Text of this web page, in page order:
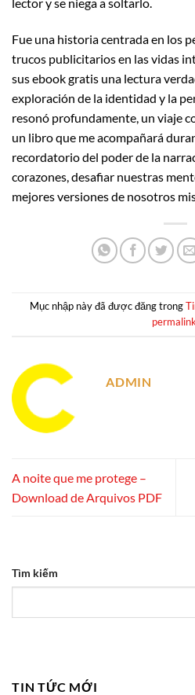
Fue una historia centrada en los
trucos publicitarios en las vidas
sus ebook gratis una lectura
exploración de la identidad y la
resonó profundamente, un viaje
un libro que me acompañará
recordatorio del poder de la
corazones, desafiar nuestras
mejores versiones de nosotros
Mục nhập này đã được đăng trong
ADMIN
A noite que me protege –
Download de Arquivos PDF
Tìm kiếm
TIN TỨC MỚI